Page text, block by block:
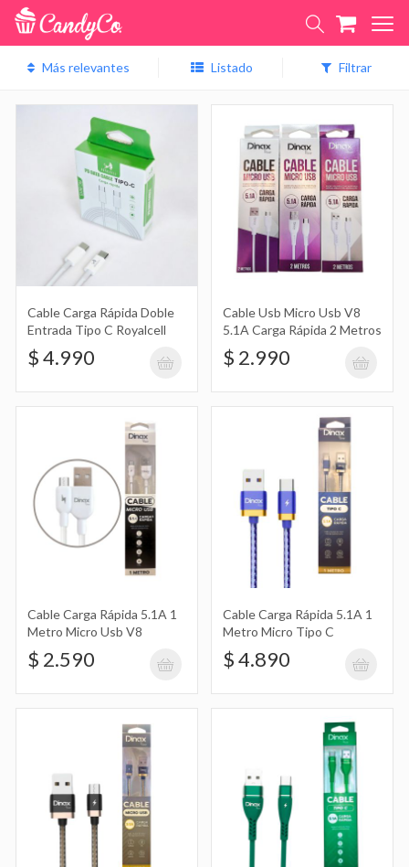
Listado Filtrar
Tipo C Royalcell
Cable Usb Micro Usb V8 5.1A Carga
$ 2.990
$ 2.590
Cable Carga Rápida 5.1A 1 Metro
Micro Tipo C
$ 4.890
Cable Carga Rápida 5.1A 1 Metro
Micro Usb V8
Cable Carga Rápida 5.1A 1 Metro Tipo
Cable Carga Rápida Doble
Entrada Tipo C Royalcell
$ 4.990
Cable Usb Micro Usb V8
5.1A Carga Rápida 2 Metros
$ 2.990
Cable Carga Rápida 5.1A 1
Metro Micro Usb V8
$ 2.590
Cable Carga Rápida 5.1A 1
Metro Micro Tipo C
$ 4.890